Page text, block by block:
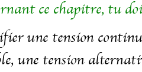
ce chapitre, tu
une tension
une tension